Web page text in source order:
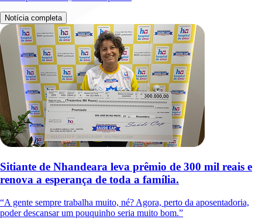
Notícia completa
Sitiante de Nhandeara leva prêmio de 300 mil reais e
renova a esperança de toda a família.
“A gente sempre trabalha muito, né? Agora, perto da aposentadoria,
poder descansar um pouquinho seria muito bom.”